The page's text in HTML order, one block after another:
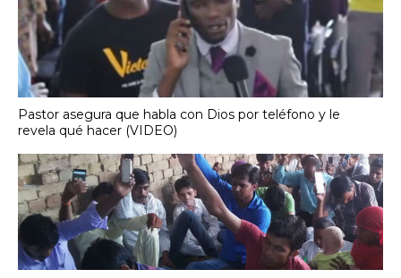
Pastor asegura que habla con Dios por teléfono y le
revela qué hacer (VIDEO)